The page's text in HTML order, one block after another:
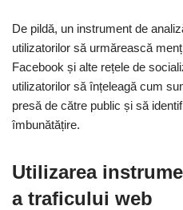
De pildă, un instrument de
utilizatorilor să urmărească
Facebook și alte rețele de
utilizatorilor să înțeleagă cum
presă de către public și să
îmbunătățire.
Utilizarea
a traficului web